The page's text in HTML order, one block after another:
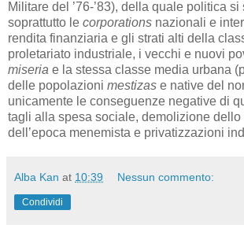
Militare del ’76-’83), della quale politica
soprattutto le corporations nazionali e
rendita finanziaria e gli strati alti della
proletariato industriale, i vecchi e nuovi
miseria e la stessa classe media urbana
delle popolazioni mestizas e native del
unicamente le conseguenze negative di
tagli alla spesa sociale, demolizione dello
dell’epoca menemista e privatizzazioni
Alba Kan at 10:39 Nessun commento:
Condividi